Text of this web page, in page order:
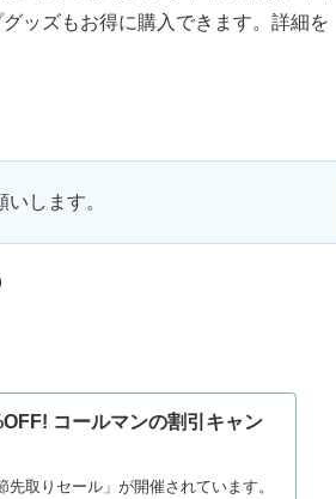
ッズもお得に購入できます。詳細を
します。
コールマンの割引キャン
取りセール」が開催されています。